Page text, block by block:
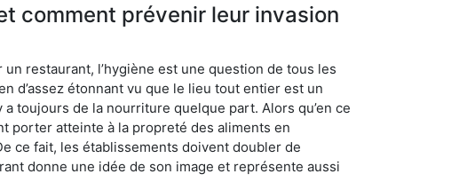
comment prévenir leur invasion
restaurant, l’hygiène est une question de tous les
d’assez étonnant vu que le lieu tout entier est un
toujours de la nourriture quelque part. Alors qu’en ce
porter atteinte à la propreté des aliments en
ce fait, les établissements doivent doubler de
donne une idée de son image et représente aussi